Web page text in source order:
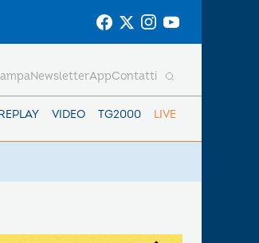
VIDEO TG2000 LIVE
NewsletterAppContatti